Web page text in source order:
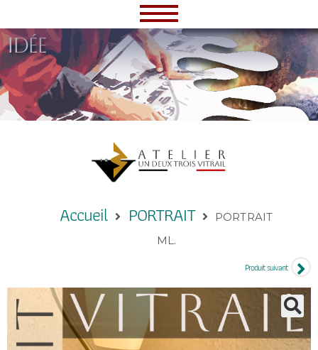
idée
Accueil PORTRAIT
PORTRAIT
ML.
Produit suivant